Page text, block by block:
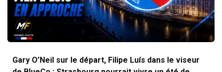
Gary O’Neil sur le départ, Filipe Luís dans le viseur